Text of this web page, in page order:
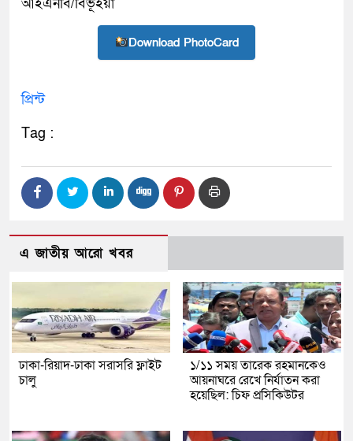
Download PhotoCard
প্রিন্ট
Tag :
এ জাতীয় আরো খবর
ঢাকা-রিয়াদ-ঢাকা সরাসরি ফ্লাইট
চালু
১/১১ সময় তারেক রহমানকেও
আয়নাঘরে রেখে নির্যাতন করা
হয়েছিল: চিফ প্রসিকিউটর